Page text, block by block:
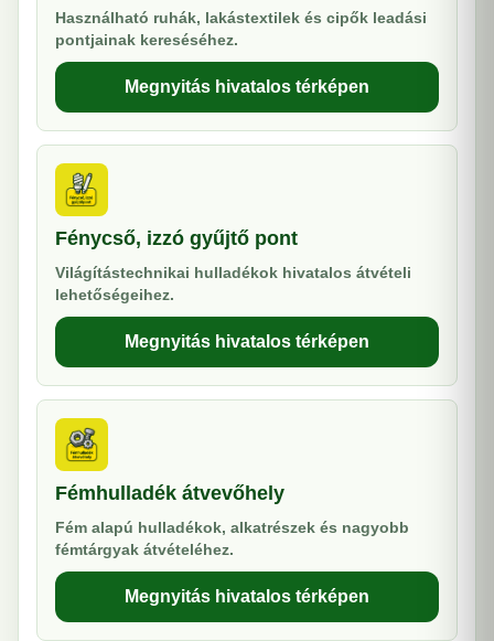
Használható ruhák, lakástextilek és cipők leadási
pontjainak kereséséhez.
Megnyitás hivatalos térképen
Fénycső, izzó gyűjtő pont
Világítástechnikai hulladékok hivatalos átvételi
lehetőségeihez.
Megnyitás hivatalos térképen
Fémhulladék átvevőhely
Fém alapú hulladékok, alkatrészek és nagyobb
fémtárgyak átvételéhez.
Megnyitás hivatalos térképen